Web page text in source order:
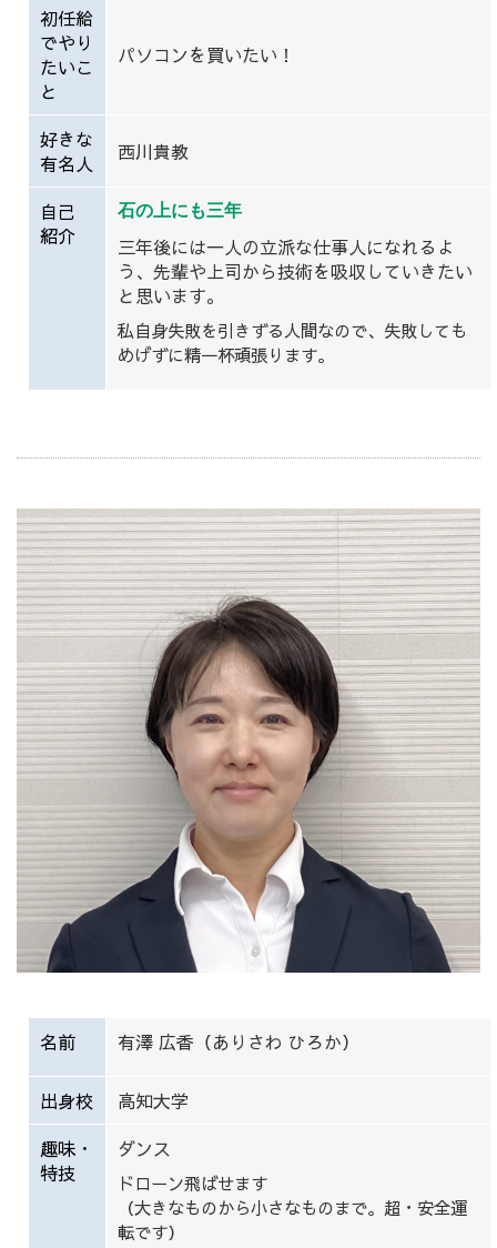
初任給
でやり
たいこ
と
パソコンを買いたい！
好きな
有名人
西川貴教
自己
紹介
石の上にも三年
三年後には一人の立派な仕事人になれるよ
う、先輩や上司から技術を吸収していきたい
と思います。
私自身失敗を引きずる人間なので、失敗しても
めげずに精一杯頑張ります。
名前 有澤 広香（ありさわ ひろか）
出身校
高知大学
趣味・
特技
ダンス
ドローン飛ばせます
（大きなものから小さなものまで。超・安全運
転です）